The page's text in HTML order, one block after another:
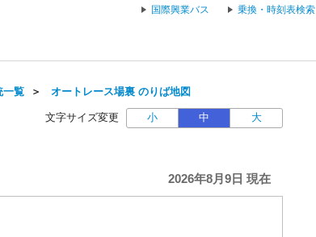
国際興業バス 乗換・時刻表検索
一覧 ＞ オートレース場裏 のりば地図
文字サイズ変更 小 中 大
2026年8月9日 現在